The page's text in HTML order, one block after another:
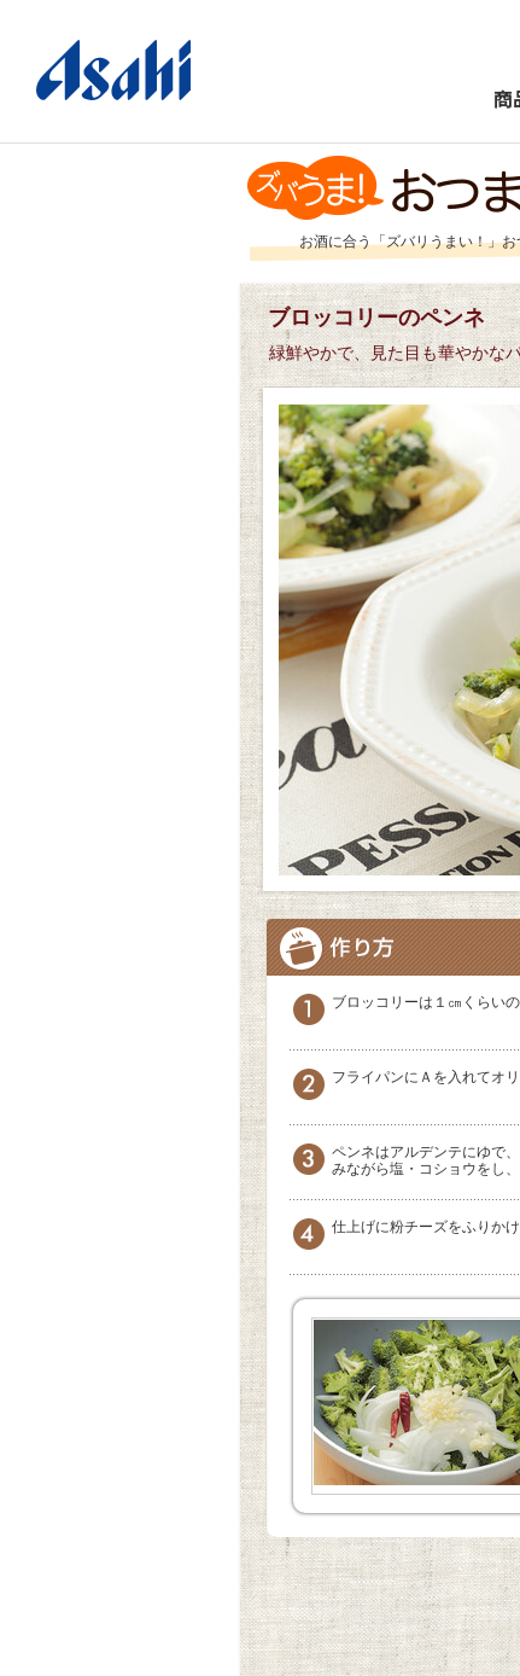
商
お酒に合う「ズバリうまい！」
ブロッコリーのペンネ
緑鮮やかで、見た目も華やかな
ブロッコリーは１㎝くらい
フライパンにＡを入れてオ
ペンネはアルデンテにゆで
みながら塩・コショウをし
仕上げに粉チーズをふりかけ